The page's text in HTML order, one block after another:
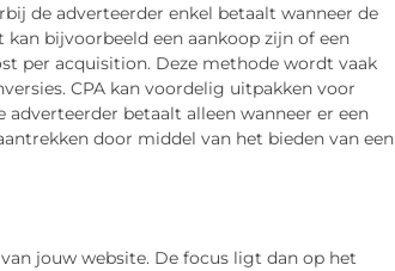
de adverteerder enkel betaalt wanneer de
bijvoorbeeld een aankoop zijn of een
per acquisition. Deze methode wordt vaak
CPA kan voordelig uitpakken voor
betaalt alleen wanneer er een
door middel van het bieden van een
jouw website. De focus ligt dan op het